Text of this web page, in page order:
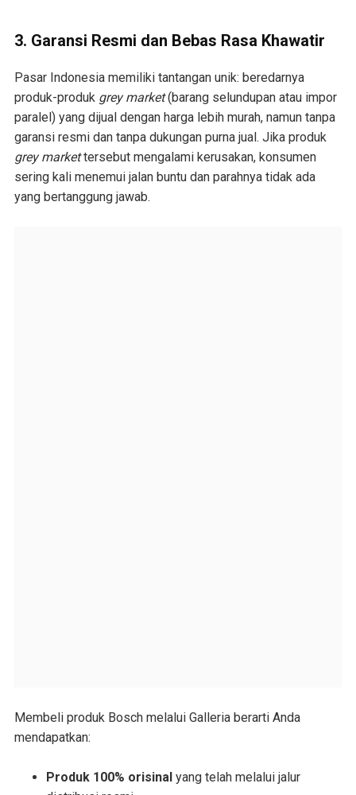
3. Garansi Resmi dan Bebas Rasa Khawatir
Pasar Indonesia memiliki tantangan unik: beredarnya
produk-produk grey market(barang selundupan atau impor
paralel) yang dijual dengan harga lebih murah, namun tanpa
garansi resmi dan tanpa dukungan purna jual. Jika produk
grey markettersebut mengalami kerusakan, konsumen
sering kali menemui jalan buntu dan parahnya tidak ada
yang bertanggung jawab.
Membeli produk Bosch melalui Galleria berarti Anda
mendapatkan:
Produk 100% orisinalyang telah melalui jalur